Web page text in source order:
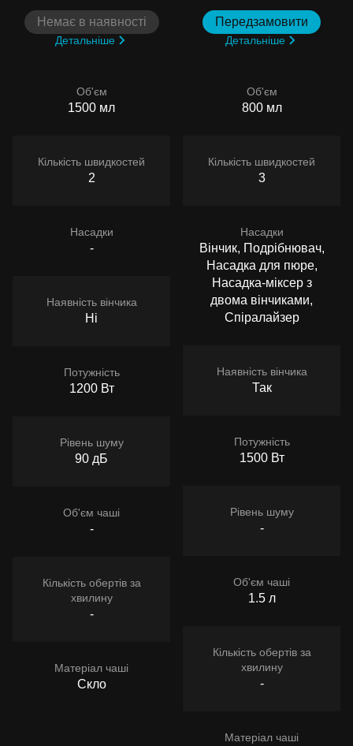
Немає в наявності
Детальніше
Об'єм
1500 мл
Кількість швидкостей
2
Насадки
-
Наявність вінчика
Ні
Потужність
1200 Вт
Рівень шуму
90 дБ
Об'єм чаші
-
Кількість обертів за
хвилину
-
Матеріал чаші
Скло
Передзамовити
Детальніше
Об'єм
800 мл
Кількість швидкостей
3
Насадки
Вінчик, Подрібнювач,
Насадка для пюре,
Насадка-міксер з
двома вінчиками,
Спіралайзер
Наявність вінчика
Так
Потужність
1500 Вт
Рівень шуму
-
Об'єм чаші
1.5 л
Кількість обертів за
хвилину
-
Матеріал чаші